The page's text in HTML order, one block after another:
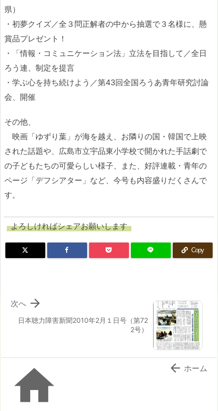
県）
・初夢クイズ／全３問正解者の中から抽選で３名様に、懸
賞品プレゼント！
・「情報・コミュニケーション法」立法を目指して／全日
ろう連、制定を提言
・学ぶ心を持ち続けよう／第43回全国ろうあ青年研究討論
会、開催
その他、
映画「ゆずり葉」が海を越え、お隣りの国・韓国で上映
された話題や、広島市立宇品東小学校で開かれた手話劇で
の子どもたちの可愛らしい様子、また、好評連載・青年の
ページ「デフシアター」など、今号も内容盛りだくさんで
す。
よろしければシェアお願いします
Copy
日本聴力障害新聞2010年2月１日号（第72
2号）

次へ
  ホーム